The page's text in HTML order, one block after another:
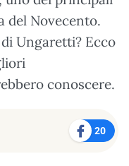
del Novecento.
Ungaretti? Ecco
conoscere.
20